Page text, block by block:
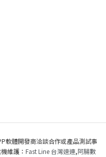
軟體開發商洽談合作或產品測試事
維護： Fast Line 台灣速連,阿腸數